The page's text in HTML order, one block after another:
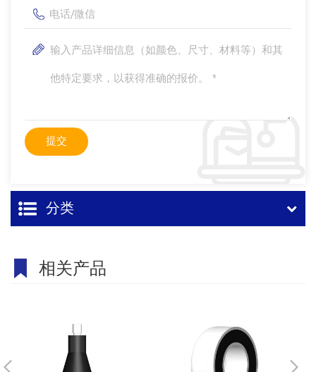
分类
相关产品